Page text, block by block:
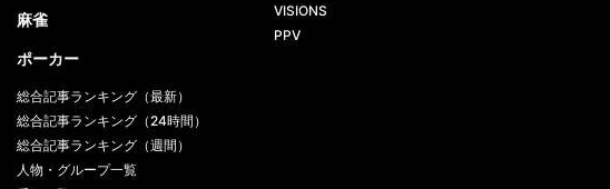
麻雀
ポーカー
総合記事ランキング（最新）
総合記事ランキング（24時間）
総合記事ランキング（週間）
人物・グループ一覧
VISIONS
PPV